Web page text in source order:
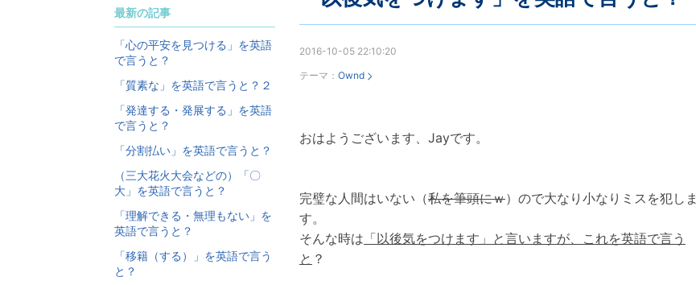
2016-10-05 22:10:20
テーマ： Ownd
おはようございます、Jayです。
完璧な人間はいない（私を筆頭にｗ）ので大なり小なりミスを犯しま
す。
そんな時は 「以後気をつけます」と言いますが、これを英語で言う
と ？
最新の記事
「心の平安を見つける」を英語
で言うと？
「質素な」を英語で言うと？２
「発達する・発展する」を英語
で言うと？
「分割払い」を英語で言うと？
（三大花火大会などの）「〇
大」を英語で言うと？
「理解できる・無理もない」を
英語で言うと？
「移籍（する）」を英語で言う
と？